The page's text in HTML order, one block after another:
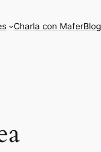
Charla con MaferBlog